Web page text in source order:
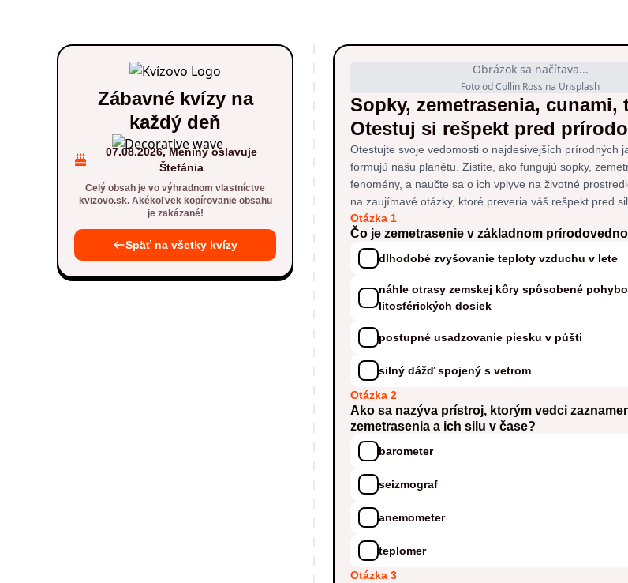
Zábavné kvízy na
každý deň
07.08.2026, Meniny oslavuje
Štefánia
Celý obsah je vo výhradnom vlastníctve
kvizovo.sk. Akékoľvek kopírovanie obsahu
je zakázané!
Späť na všetky kvízy
Obrázok sa načítava...
Foto od Collin Ross na Unsplash
Sopky, zemetrasenia, cunami,
Otestuj si rešpekt pred
Otestujte svoje vedomosti o najdesivejších prírodných
formujú našu planétu. Zistite, ako fungujú sopky,
fenomény, a naučte sa o ich vplyve na životné
na zaujímavé otázky, ktoré preveria váš rešpekt pred
Otázka 1
Čo je zemetrasenie v základnom
dlhodobé zvyšovanie teploty vzduchu v lete
náhle otrasy zemskej kôry spôsobené
litosférických dosiek
postupné usadzovanie piesku v púšti
silný dážď spojený s vetrom
Otázka 2
Ako sa nazýva prístroj, ktorým vedci
zemetrasenia a ich silu v čase?
barometer
seizmograf
anemometer
teplomer
Otázka 3